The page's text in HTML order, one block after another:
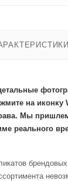
на иконку
Мы
реального